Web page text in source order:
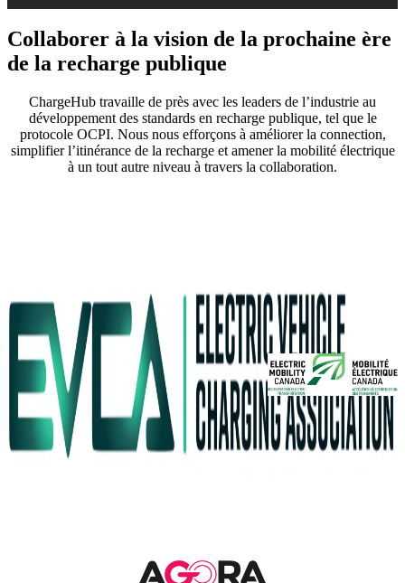
Collaborer à la vision de la prochaine ère
de la recharge publique
ChargeHub travaille de près avec les leaders de l’industrie au
développement des standards en recharge publique, tel que le
protocole OCPI. Nous nous efforçons à améliorer la connection,
simplifier l’itinérance de la recharge et amener la mobilité électrique
à un tout autre niveau à travers la collaboration.